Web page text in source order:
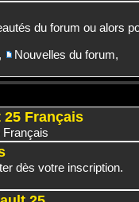
du forum ou alors
, Nouvelles du forum,
Français
Français
dès votre inscription.